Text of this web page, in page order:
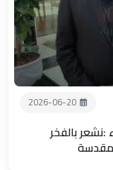
2026-06-20
بالفخر